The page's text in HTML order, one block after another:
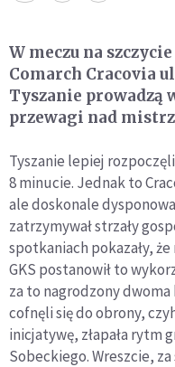
W meczu na
Comarch Cracovia
Tyszanie prowadzą
przewagi nad
Tyszanie lepiej
8 minucie. Jednak to
ale doskonale
zatrzymywał strzały
spotkaniach pokazały,
GKS postanowił to
za to nagrodzony
cofnęli się do obrony,
inicjatywę, złapała rytm
Sobeckiego. Wreszcie,